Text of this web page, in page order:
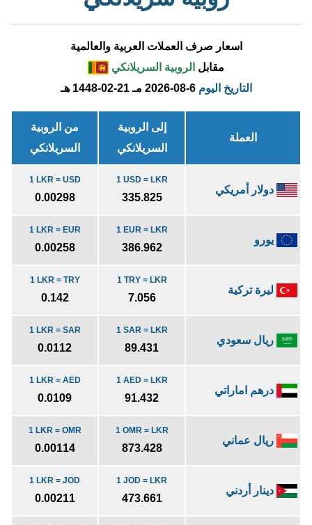
اسعار صرف العملات العربية والعالمية
مقابل الروبية السريلانكي
التاريخ اليوم 2026-08-6 مـ 1448-02-21 هـ
العملة
إلى الروبية
السريلانكي
من الروبية
السريلانكي
دولار أمريكي
1 USD = LKR
335.825
1 LKR = USD
0.00298
يورو
1 EUR = LKR
386.962
1 LKR = EUR
0.00258
ليرة تركية
1 TRY = LKR
7.056
1 LKR = TRY
0.142
ريال سعودي
1 SAR = LKR
89.431
1 LKR = SAR
0.0112
درهم اماراتي
1 AED = LKR
91.432
1 LKR = AED
0.0109
ريال عماني
1 OMR = LKR
873.428
1 LKR = OMR
0.00114
دينار أردني
1 JOD = LKR
473.661
1 LKR = JOD
0.00211